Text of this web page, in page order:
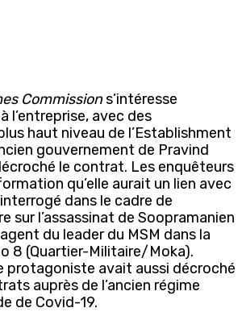
Commissions’intéresse
l’entreprise, avec des
haut niveau de l’Establishment
gouvernement de Pravind
le contrat. Les enquêteurs
qu’elle aurait un lien avec
dans le cadre de
sur l’assassinat de Soopramanien
du leader du MSM dans la
8 (Quartier-Militaire/Moka).
protagoniste avait aussi décroché
auprès de l’ancien régime
de Covid-19.